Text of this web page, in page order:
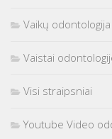
Vaikų odontologija
Vaistai
Visi straipsniai
Youtube Video